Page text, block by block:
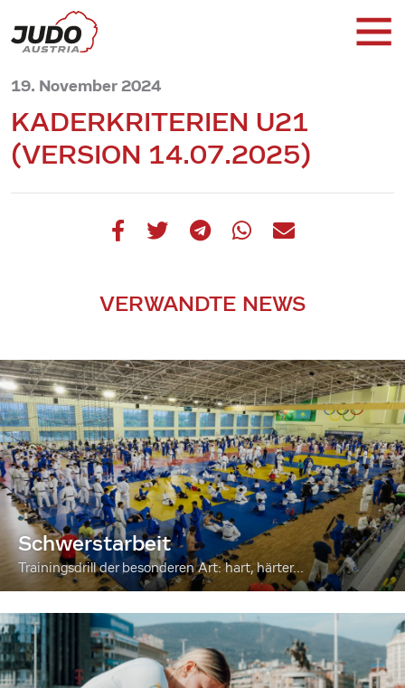
19. November 2024
KADERKRITERIEN U21
(VERSION 14.07.2025)
VERWANDTE NEWS
Schwerstarbeit
Trainingsdrill der besonderen Art: hart, härter...